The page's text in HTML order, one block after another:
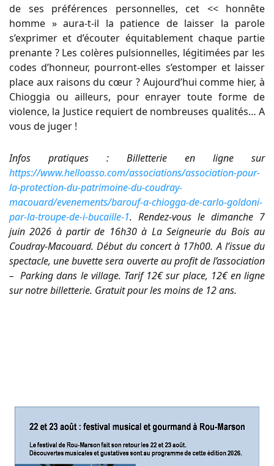
de ses préférences personnelles, cet << honnête
homme » aura-t-il la patience de laisser la parole
s’exprimer et d’écouter équitablement chaque partie
prenante ? Les colères pulsionnelles, légitimées par les
codes d’honneur, pourront-elles s’estomper et laisser
place aux raisons du cœur ? Aujourd’hui comme hier, à
Chioggia ou ailleurs, pour enrayer toute forme de
violence, la Justice requiert de nombreuses qualités… A
vous de juger !
Infos pratiques : Billetterie en ligne sur
https://www.helloasso.com/associations/association-pour-
la-protection-du-patrimoine-du-coudray-
macouard/evenements/barouf-a-chiogga-de-carlo-goldoni-
par-la-troupe-de-i-bucaille-1. Rendez-vous le dimanche 7
juin 2026 à partir de 16h30 à La Seigneurie du Bois au
Coudray-Macouard. Début du concert à 17h00. A l’issue du
spectacle, une buvette sera ouverte au profit de l’association
– Parking dans le village. Tarif 12€ sur place, 12€ en ligne
sur notre billetterie. Gratuit pour les moins de 12 ans.